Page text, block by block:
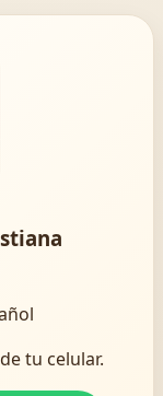
tu celular.